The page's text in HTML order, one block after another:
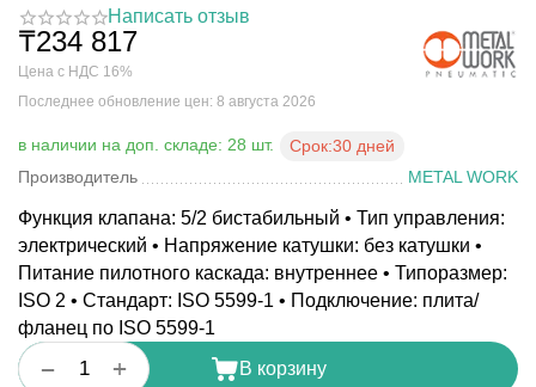
Написать отзыв
₸234 817
Цена с НДС 16%
Последнее обновление цен: 8 августа 2026
в наличии на доп. складе: 28 шт. Срок:30 дней
Производитель
METAL WORK
Функция клапана: 5/2 бистабильный • Тип управления:
электрический • Напряжение катушки: без катушки •
Питание пилотного каскада: внутреннее • Типоразмер:
ISO 2 • Стандарт: ISO 5599-1 • Подключение: плита/
фланец по ISO 5599-1
+
−
В корзину